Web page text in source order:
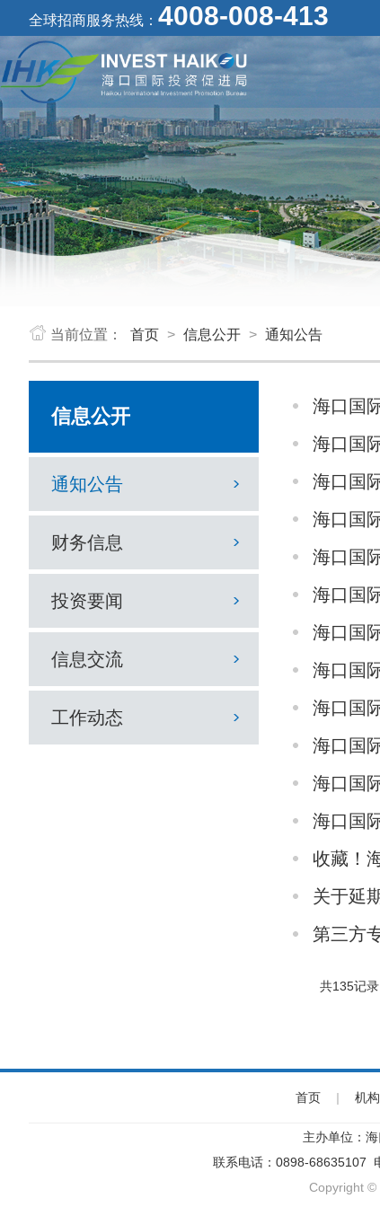
全球招商服务热线： 4008-008-413
当前位置： 首页 > 信息公开 > 通知公告
信息公开
通知公告
财务信息
投资要闻
信息交流
工作动态
海口国
海口国
海口国
海口国
海口国
海口国
海口国
海口国
海口国
海口国
海口国
海口国
收藏！
关于延
第三方
共135记录
首页 | 机
主办单位：
联系电话：0898-68635107
Copyright ©